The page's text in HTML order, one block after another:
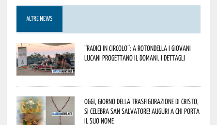
ALTRE NEWS
“Radici in Circolo”: a Rotondella i giovani
lucani progettano il domani. I dettagli
Oggi, giorno della Trasfigurazione di Cristo,
si celebra San Salvatore! Auguri a chi porta
il suo nome